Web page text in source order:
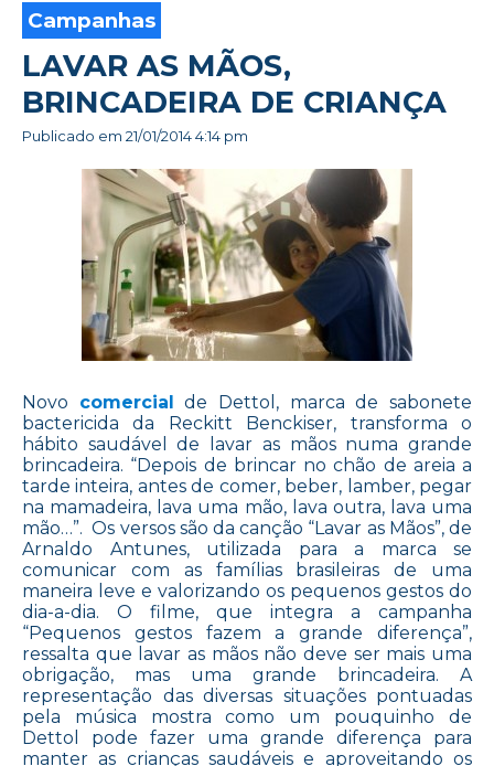
Campanhas
LAVAR AS MÃOS,
BRINCADEIRA DE CRIANÇA
Publicado em 21/01/2014 4:14 pm
Novo comercial
de Dettol, marca de sabonete
bactericida da Reckitt Benckiser, transforma o
hábito saudável de lavar as mãos numa grande
brincadeira. “Depois de brincar no chão de areia a
tarde inteira, antes de comer, beber, lamber, pegar
na mamadeira, lava uma mão, lava outra, lava uma
mão…”. Os versos são da canção “Lavar as Mãos”, de
Arnaldo Antunes, utilizada para a marca se
comunicar com as famílias brasileiras de uma
maneira leve e valorizando os pequenos gestos do
dia-a-dia. O filme, que integra a campanha
“Pequenos gestos fazem a grande diferença”,
ressalta que lavar as mãos não deve ser mais uma
obrigação, mas uma grande brincadeira. A
representação das diversas situações pontuadas
pela música mostra como um pouquinho de
Dettol pode fazer uma grande diferença para
manter as crianças saudáveis e aproveitando os